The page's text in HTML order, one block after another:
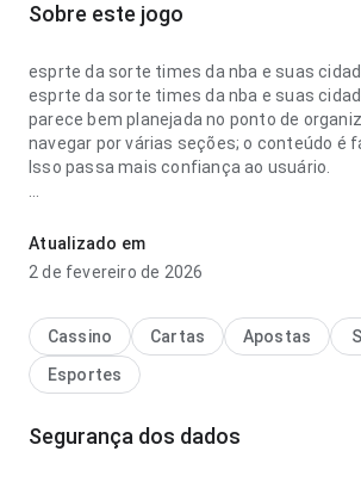
Sobre este jogo
esprte da sorte times da nba e suas
esprte da sorte times da nba e suas
parece bem planejada no ponto de
navegar por várias seções; o conteúdo é
Isso passa mais confiança ao usuário.
parece clara no ponto de velocidade de
uso diário repetido; os rótulos são fáceis
Atualizado em
2 de fevereiro de 2026
Cassino Cartas Apostas
Esportes
Segurança dos dados